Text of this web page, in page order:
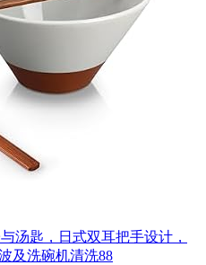
汤匙，日式双耳把手设计，
及洗碗机清洗88